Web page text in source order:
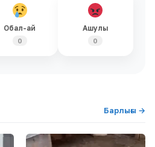
Обал-ай
0
Ашулы
0
Барлығы →